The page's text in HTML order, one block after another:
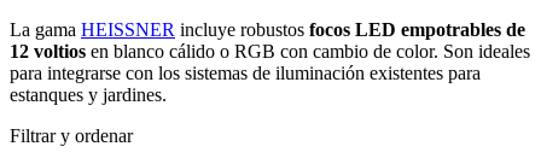
La gama HEISSNER incluye robustos focos LED empotrables de
12 voltios en blanco cálido o RGB con cambio de color. Son ideales
para integrarse con los sistemas de iluminación existentes para
estanques y jardines.
Filtrar y ordenar